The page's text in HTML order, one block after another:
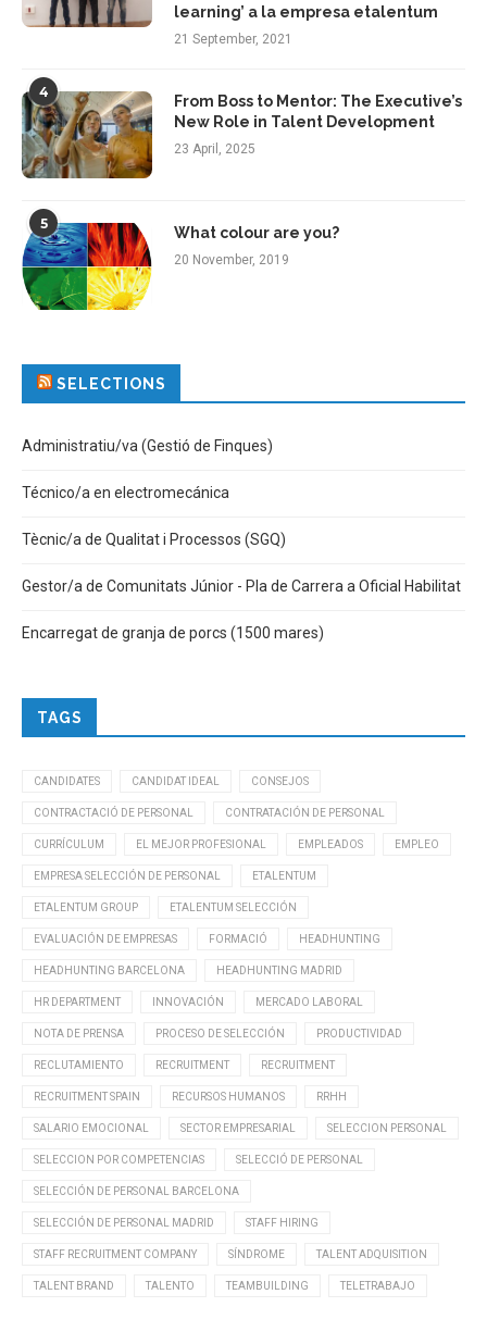
learning’ a la empresa etalentum
21 September, 2021
4
From Boss to Mentor: The Executive’s
New Role in Talent Development
23 April, 2025
5
What colour are you?
20 November, 2019
SELECTIONS
Administratiu/va (Gestió de Finques)
Técnico/a en electromecánica
Tècnic/a de Qualitat i Processos (SGQ)
Gestor/a de Comunitats Júnior - Pla de Carrera a Oficial Habilitat
Encarregat de granja de porcs (1500 mares)
TAGS
CANDIDATES CANDIDAT IDEAL CONSEJOS
CONTRACTACIÓ DE PERSONAL CONTRATACIÓN DE PERSONAL
CURRÍCULUM EL MEJOR PROFESIONAL EMPLEADOS EMPLEO
EMPRESA SELECCIÓN DE PERSONAL ETALENTUM
ETALENTUM GROUP ETALENTUM SELECCIÓN
EVALUACIÓN DE EMPRESAS FORMACIÓ HEADHUNTING
HEADHUNTING BARCELONA HEADHUNTING MADRID
HR DEPARTMENT INNOVACIÓN MERCADO LABORAL
NOTA DE PRENSA PROCESO DE SELECCIÓN PRODUCTIVIDAD
RECLUTAMIENTO RECRUITMENT RECRUITMENT
RECRUITMENT SPAIN RECURSOS HUMANOS RRHH
SALARIO EMOCIONAL SECTOR EMPRESARIAL SELECCION PERSONAL
SELECCION POR COMPETENCIAS SELECCIÓ DE PERSONAL
SELECCIÓN DE PERSONAL BARCELONA
SELECCIÓN DE PERSONAL MADRID STAFF HIRING
STAFF RECRUITMENT COMPANY SÍNDROME TALENT ADQUISITION
TALENT BRAND TALENTO TEAMBUILDING TELETRABAJO